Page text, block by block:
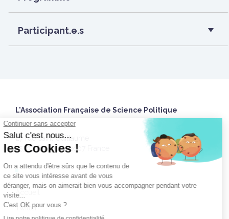
Participant.e.s
L'Association Française de Science Politique
27 rue Saint Guillaume
75337 Paris Cedex 07 France
Accueil
Twitter